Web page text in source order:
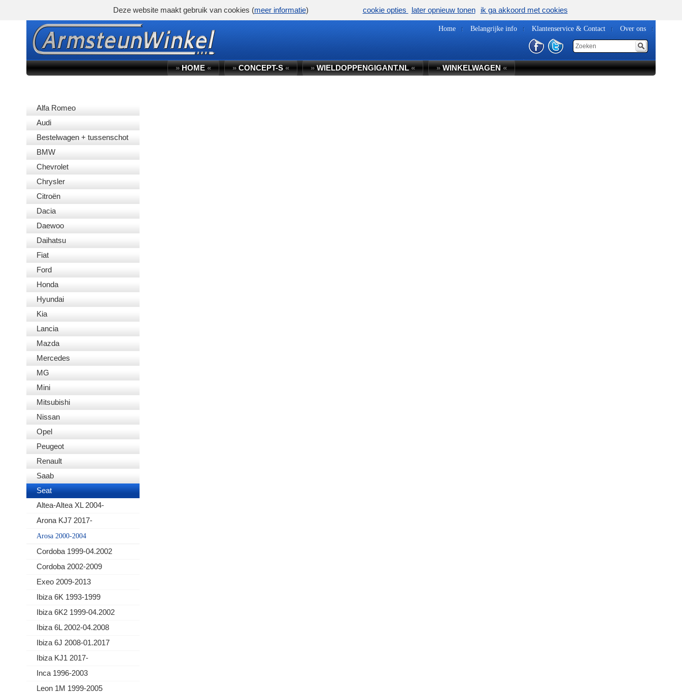
Home Belangrijke info Klantenservice & Contact Over ons
»HOME« »CONCEPT-S« »WIELDOPPENGIGANT.NL« »WINKELWAGEN«
Alfa Romeo
Audi
Bestelwagen + tussenschot
BMW
Chevrolet
Chrysler
Citroën
Dacia
Daewoo
Daihatsu
Fiat
Ford
Honda
Hyundai
Kia
Lancia
Mazda
Mercedes
MG
Mini
Mitsubishi
Nissan
Opel
Peugeot
Renault
Saab
Seat
Altea-Altea XL 2004-
Arona KJ7 2017-
Arosa 2000-2004
Cordoba 1999-04.2002
Cordoba 2002-2009
Exeo 2009-2013
Ibiza 6K 1993-1999
Ibiza 6K2 1999-04.2002
Ibiza 6L 2002-04.2008
Ibiza 6J 2008-01.2017
Ibiza KJ1 2017-
Inca 1996-2003
Leon 1M 1999-2005
Deze website maakt gebruik van cookies (meer informatie) cookie opties later opnieuw tonen ik ga akkoord met cookies